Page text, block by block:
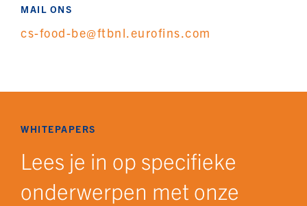
MAIL ONS
cs-food-be@ftbnl.eurofins.com
WHITEPAPERS
Lees je in op specifieke
onderwerpen met onze